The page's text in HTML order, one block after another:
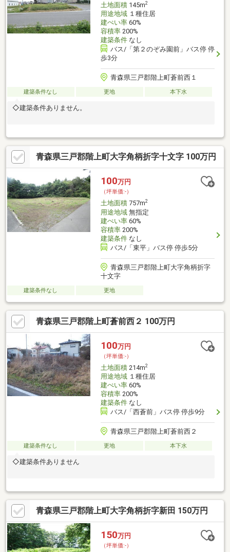
土地面積145m2
用途地域１種住居
建ぺい率60%
容積率200%
建築条件なし
バス/「第２のぞみ園前」バス停 停
歩3分
青森県三戸郡階上町蒼前西１
建築条件なし 更地 本下水
◇建築条件ありません。
青森県三戸郡階上町大字角柄折字十文字 100万円
100万円
（坪単価:-）
土地面積757m2
用途地域無指定
建ぺい率60%
容積率200%
建築条件なし
バス/「東平」バス停 停歩5分
青森県三戸郡階上町大字角柄折字
十文字
建築条件なし 更地
青森県三戸郡階上町蒼前西２ 100万円
100万円
（坪単価:-）
土地面積214m2
用途地域１種住居
建ぺい率60%
容積率200%
建築条件なし
バス/「西蒼前」バス停 停歩9分
青森県三戸郡階上町蒼前西２
建築条件なし 更地 本下水
◇建築条件ありません
青森県三戸郡階上町大字角柄折字新田 150万円
150万円
（坪単価:-）